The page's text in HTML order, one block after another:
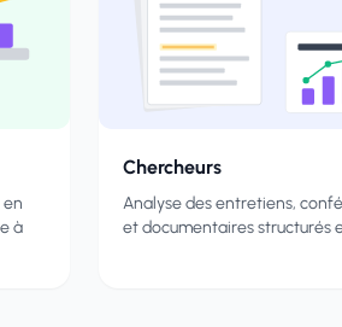
à
Chercheurs
Analyse des entretiens,
et documentaires structurés